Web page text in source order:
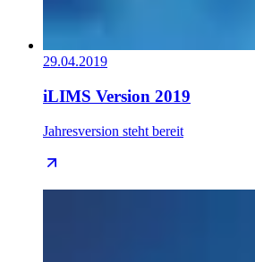
29.04.2019
iLIMS Version 2019
Jahresversion steht bereit